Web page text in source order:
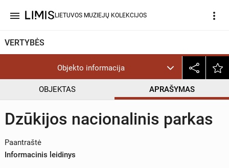
menu LIETUVOS MUZIEJŲ KOLEKCIJOS more_vert
VERTYBĖS
Objekto informacija
OBJEKTAS APRAŠYMAS
Dzūkijos nacionalinis parkas
Paantraštė
Informacinis leidinys